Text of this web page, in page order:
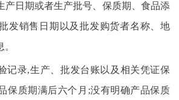
产日期或者生产批号、保质期、食品添
发销售日期以及批发购货者名称、地
记录,生产、批发台账以及相关凭证保
保质期满后六个月;没有明确产品保质